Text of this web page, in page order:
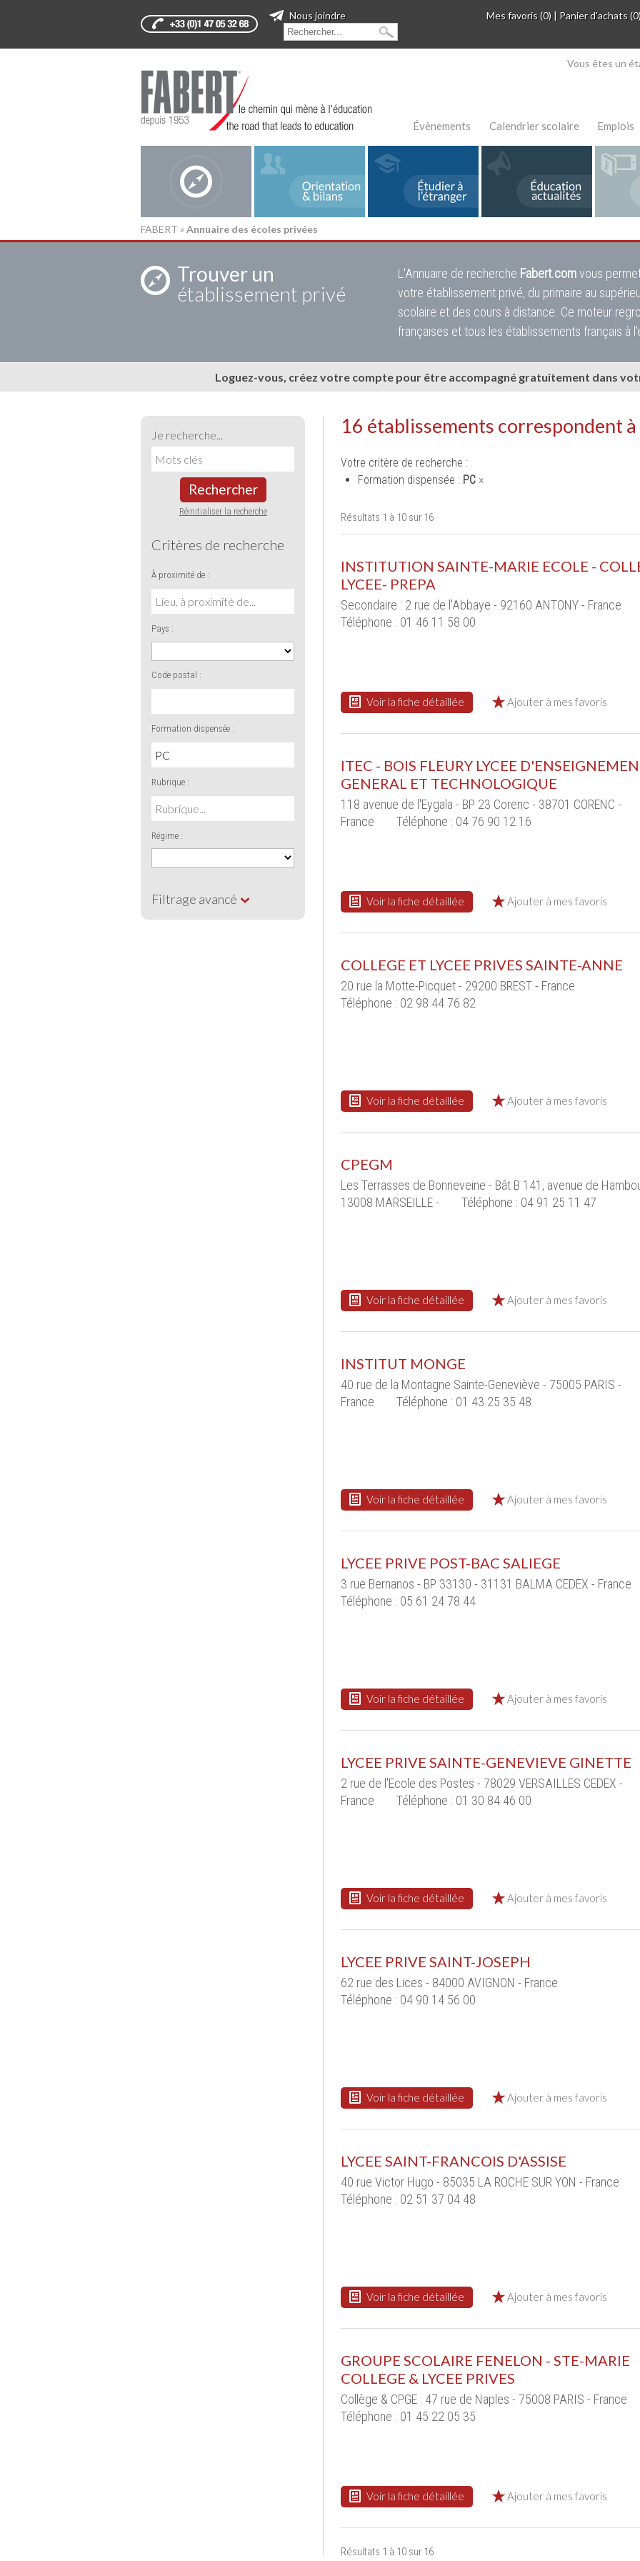
Mes favoris (0) | Panier d'achats
Nous joindre
Vous êtes un
Évènements Calendrier scolaire Emplois
FABERT » Annuaire des écoles privées
Trouver un
établissement privé
L'Annuaire de recherche Fabert.comvous
votre établissement privé, du primaire au
scolaire et des cours à distance. Ce moteur
françaises et tous les établissements français à
Loguez-vous, créez votre compte pour être accompagné gratuitement dans
Je recherche...
Rechercher
Réinitialiser la recherche
Critères de recherche
À proximité de :
Pays :
Code postal :
Formation dispensée :
Rubrique :
Régime :
Filtrage avancé
16 établissements correspondent
Votre critère de recherche :
Formation dispensée : PC ×
Résultats 1 à 10 sur 16
INSTITUTION SAINTE-MARIE ECOLE -
LYCEE- PREPA
Secondaire : 2 rue de l'Abbaye - 92160 ANTONY - France
Téléphone : 01 46 11 58 00
Voir la fiche détaillée Ajouter à mes favoris
ITEC - BOIS FLEURY LYCEE
GENERAL ET TECHNOLOGIQUE
118 avenue de l'Eygala - BP 23 Corenc - 38701 CORENC -
France
Téléphone : 04 76 90 12 16
Voir la fiche détaillée Ajouter à mes favoris
COLLEGE ET LYCEE PRIVES SAINTE-ANNE
20 rue la Motte-Picquet - 29200 BREST - France
Téléphone : 02 98 44 76 82
Voir la fiche détaillée Ajouter à mes favoris
CPEGM
Les Terrasses de Bonneveine - Bât B 141, avenue de
13008 MARSEILLE -
Téléphone : 04 91 25 11 47
Voir la fiche détaillée Ajouter à mes favoris
INSTITUT MONGE
40 rue de la Montagne Sainte-Geneviève - 75005 PARIS -
France
Téléphone : 01 43 25 35 48
Voir la fiche détaillée Ajouter à mes favoris
LYCEE PRIVE POST-BAC SALIEGE
3 rue Bernanos - BP 33130 - 31131 BALMA CEDEX - France
Téléphone : 05 61 24 78 44
Voir la fiche détaillée Ajouter à mes favoris
LYCEE PRIVE SAINTE-GENEVIEVE GINETTE
2 rue de l'Ecole des Postes - 78029 VERSAILLES CEDEX -
France
Téléphone : 01 30 84 46 00
Voir la fiche détaillée Ajouter à mes favoris
LYCEE PRIVE SAINT-JOSEPH
62 rue des Lices - 84000 AVIGNON - France
Téléphone : 04 90 14 56 00
Voir la fiche détaillée Ajouter à mes favoris
LYCEE SAINT-FRANCOIS D'ASSISE
40 rue Victor Hugo - 85035 LA ROCHE SUR YON - France
Téléphone : 02 51 37 04 48
Voir la fiche détaillée Ajouter à mes favoris
GROUPE SCOLAIRE FENELON - STE-MARIE
COLLEGE & LYCEE PRIVES
Collège & CPGE : 47 rue de Naples - 75008 PARIS - France
Téléphone : 01 45 22 05 35
Voir la fiche détaillée Ajouter à mes favoris
Résultats 1 à 10 sur 16